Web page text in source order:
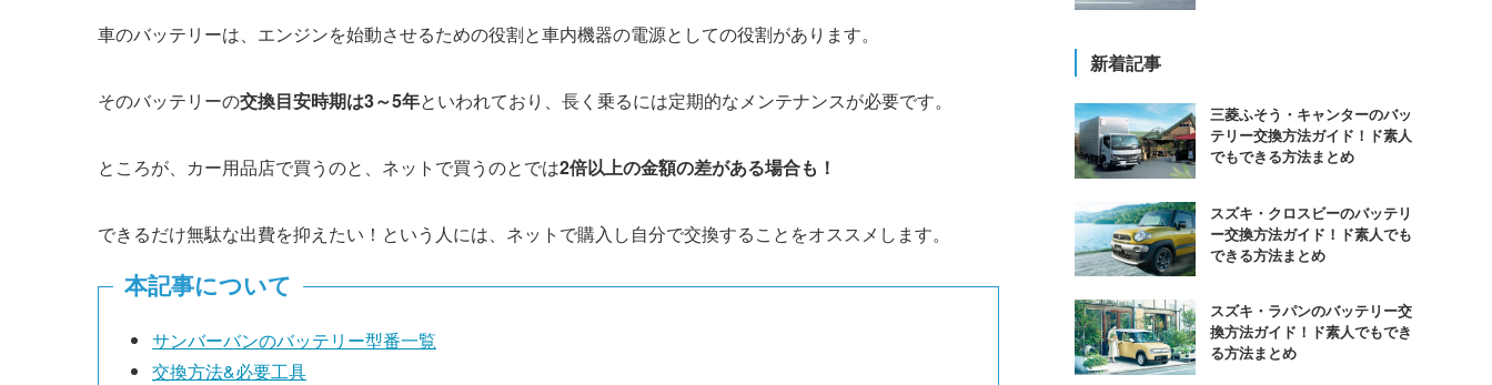
車のバッテリーは、エンジンを始動させるための役割と車内機器の電源としての役割があります。
そのバッテリーの交換目安時期は3～5年といわれており、長く乗るには定期的なメンテナンスが必要です。
ところが、カー用品店で買うのと、ネットで買うのとでは2倍以上の金額の差がある場合も！
できるだけ無駄な出費を抑えたい！という人には、ネットで購入し自分で交換することをオススメします。
本記事について
サンバーバンのバッテリー型番一覧
交換方法&必要工具
新着記事
三菱ふそう・キャンターのバッ
テリー交換方法ガイド！ド素人
でもできる方法まとめ
スズキ・クロスビーのバッテリ
ー交換方法ガイド！ド素人でも
できる方法まとめ
スズキ・ラパンのバッテリー交
換方法ガイド！ド素人でもでき
る方法まとめ